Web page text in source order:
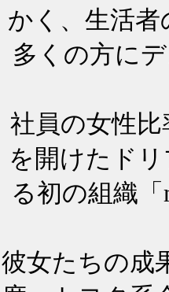
かく、生活
多くの方に
社員の女性
を開けたド
る初の組織
彼女たちの成